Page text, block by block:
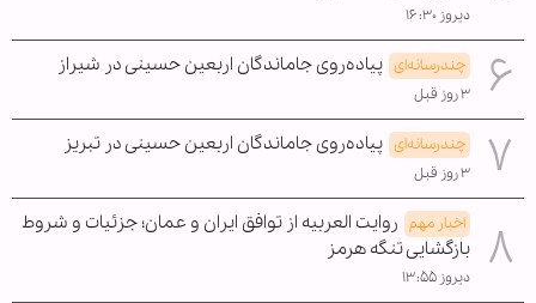
دیروز ۱۶:۳۰
چندرسانه‌ای پیاده‌روی جاماندگان اربعین حسینی در شیراز
۳ روز قبل
چندرسانه‌ای پیاده‌روی جاماندگان اربعین حسینی در تبریز
۳ روز قبل
اخبار مهم روایت العربیه از توافق ایران و عمان؛ جزئیات و شروط
بازگشایی تنگه هرمز
دیروز ۱۳:۵۵